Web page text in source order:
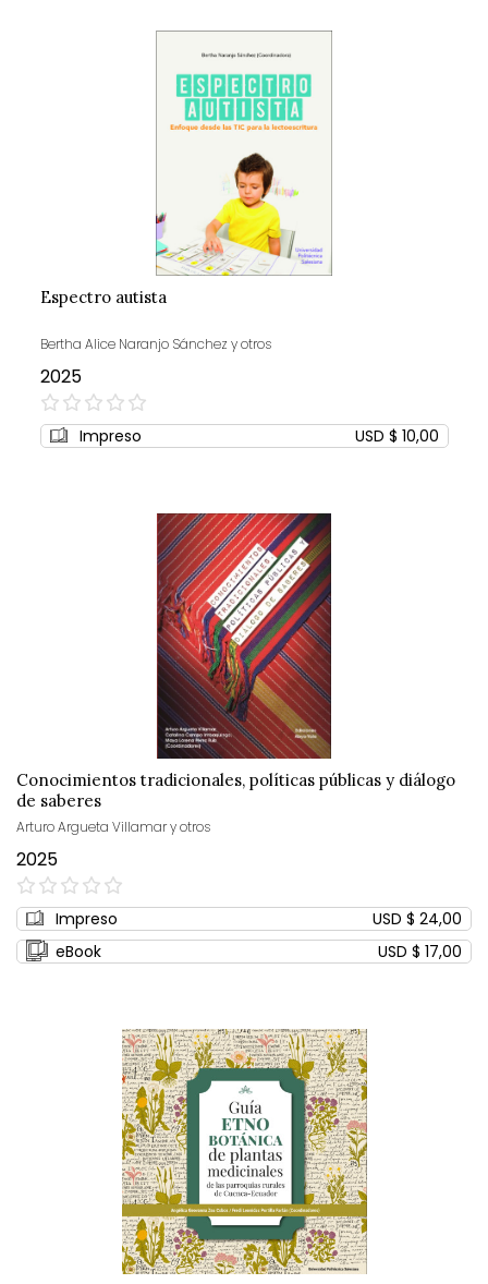
Espectro autista
Bertha Alice Naranjo Sánchez y otros
2025
0%
Impreso USD $ 10,00
Conocimientos tradicionales, políticas públicas y diálogo
de saberes
Arturo Argueta Villamar y otros
2025
0%
Impreso
USD $ 24,00
eBook
USD $ 17,00